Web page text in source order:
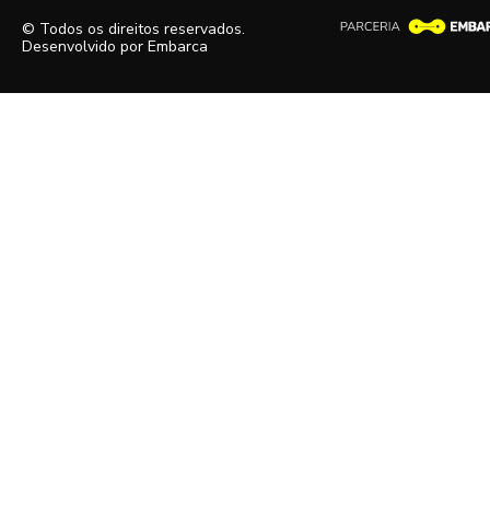
© Todos os direitos reservados.
Desenvolvido por Embarca